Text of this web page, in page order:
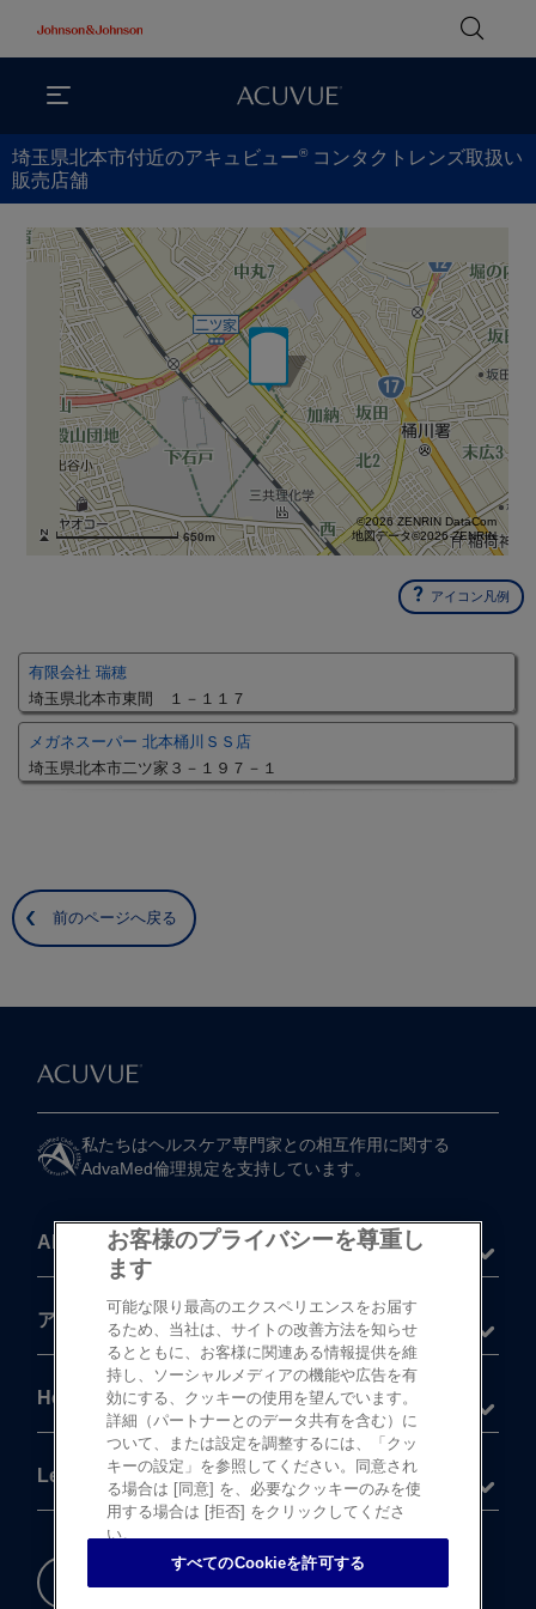
埼玉県北本市付近のアキュビュー® コンタクトレンズ取扱い
販売店舗
650m
©2026 ZENRIN DataCom
地図データ©2026 ZENRIN
アイコン凡例
有限会社 瑞穂
埼玉県北本市東間 １－１１７
メガネスーパー 北本桶川ＳＳ店
埼玉県北本市二ツ家３－１９７－１
前のページへ戻る
私たちは​ヘルスケア専門家との​相互作用に​関する​
AdvaMed倫理規定を​支持しています。
About
アキュビュー®製品
Help
Legal
重要な​安全情報
お客様のプライバシーを尊重し
ます
可能な限り最高のエクスペリエンスをお届す
るため、当社は、サイトの改善方法を知らせ
るとともに、お客様に関連ある情報提供を維
持し、ソーシャルメディアの機能や広告を有
効にする、クッキーの使用を望んでいます。
詳細（パートナーとのデータ共有を含む）に
ついて、または設定を調整するには、「クッ
キーの設定」を参照してください。同意され
る場合は [同意] を、必要なクッキーのみを使
用する場合は [拒否] をクリックしてくださ
い。
すべてのCookieを許可する